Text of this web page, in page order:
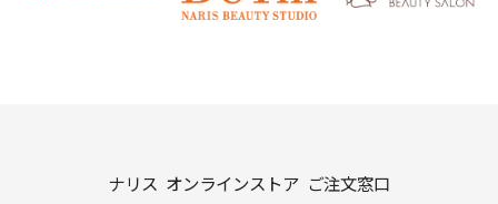
ナリス オンラインストア ご注文窓口